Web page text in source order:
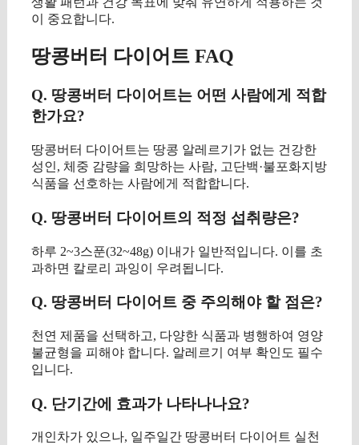
이 중요합니다.
땅콩버터 다이어트 FAQ
Q. 땅콩버터 다이어트는 어떤 사람에게 적합
한가요?
땅콩버터 다이어트는 땅콩 알레르기가 없는 건강한
성인, 체중 감량을 희망하는 사람, 고단백·불포화지방
식품을 선호하는 사람에게 적합합니다.
Q. 땅콩버터 다이어트의 적정 섭취량은?
하루 2~3스푼(32~48g) 이내가 일반적입니다. 이를 초
과하면 칼로리 과잉이 우려됩니다.
Q. 땅콩버터 다이어트 중 주의해야 할 점은?
천연 제품을 선택하고, 다양한 식품과 병행하여 영양
불균형을 피해야 합니다. 알레르기 여부 확인도 필수
입니다.
Q. 단기간에 효과가 나타나나요?
개인차가 있으나, 일주일간 땅콩버터 다이어트 실천